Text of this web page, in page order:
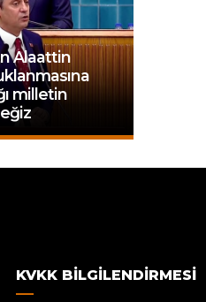
Alaattin
milletin
KVKK BILGILENDIRMESI